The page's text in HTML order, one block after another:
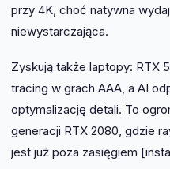
przy 4K, choć natywna
niewystarczająca.
Zyskują także laptopy: RTX
tracing w grach AAA, a AI
optymalizację detali. To
generacji RTX 2080, gdzie
jest już poza zasięgiem